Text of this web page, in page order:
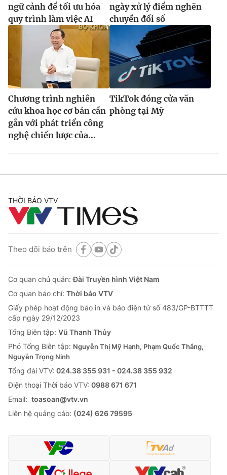
ngữ cảnh để tối ưu hóa
quy trình làm việc AI
ngày xử lý điểm nghẽn
chuyển đổi số
Chương trình nghiên
cứu khoa học cơ bản cần
gắn với phát triển công
nghệ chiến lược của...
TikTok đóng cửa văn
phòng tại Mỹ
THỜI BÁO VTV
Theo dõi báo trên
Cơ quan chủ quản:Đài Truyền hình Việt Nam
Cơ quan báo chí: Thời báo VTV
Giấy phép hoạt động báo in và báo điện tử số 483/GP-BTTTT
cấp ngày 29/12/2023
Tổng Biên tập: Vũ Thanh Thủy
Phó Tổng Biên tập: Nguyễn Thị Mỹ Hạnh, Phạm Quốc Thắng,
Nguyễn Trọng Ninh
Tổng đài VTV: 024.38 355 931 - 024.38 355 932
Ðiện thoại Thời báo VTV: 0988 671 671
Email: toasoan@vtv.vn
Liên hệ quảng cáo: (024) 626 79595